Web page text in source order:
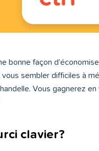
bonne façon
vous sembler difficiles à
Vous gagnerez
clavier?